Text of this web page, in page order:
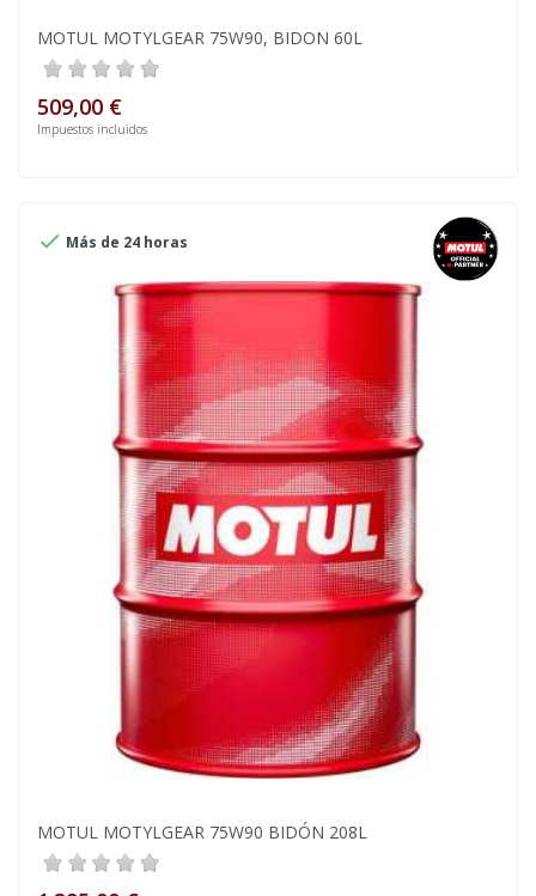
MOTUL MOTYLGEAR 75W90, BIDON 60L
509,00 €
Impuestos incluidos
 Más de 24 horas
MOTUL MOTYLGEAR 75W90 BIDÓN 208L